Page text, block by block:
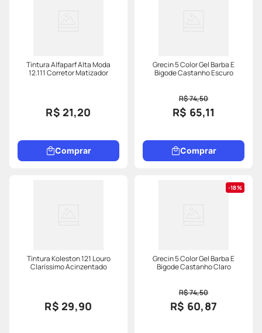
Tintura Alfaparf Alta Moda
12.111 Corretor Matizador
R$ 21,20
Comprar
Grecin 5 Color Gel Barba E
Bigode Castanho Escuro
R$ 74,50
R$ 65,11
Comprar
Tintura Koleston 121 Louro
Claríssimo Acinzentado
R$ 29,90
18%
Grecin 5 Color Gel Barba E
Bigode Castanho Claro
R$ 74,50
R$ 60,87